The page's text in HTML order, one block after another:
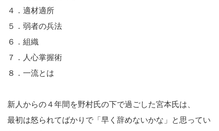
４．適材適所
５．弱者の兵法
６．組織
７．人心掌握術
８．一流とは
新人からの４年間を野村氏の下で過ごした宮本氏は、
最初は怒られてばかりで「早く辞めないかな」と思ってい